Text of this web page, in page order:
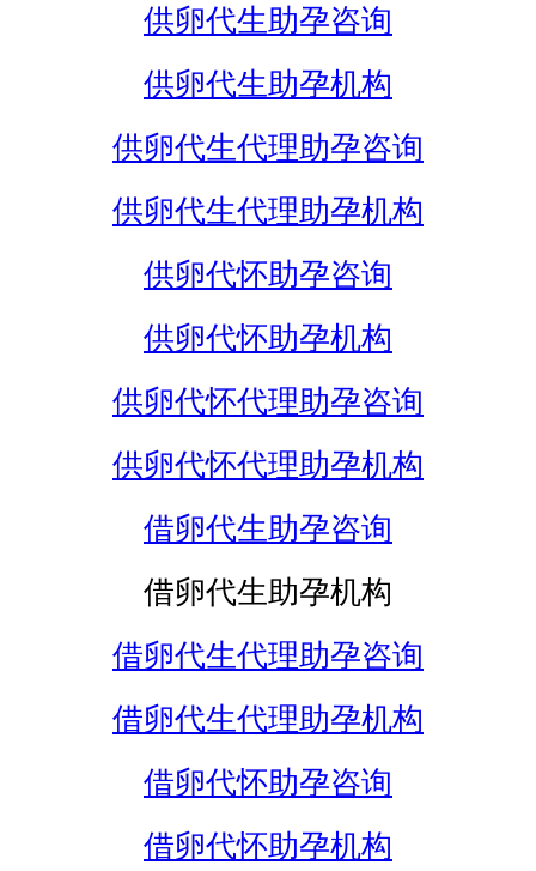
供卵代生助孕咨询
供卵代生助孕机构
供卵代生代理助孕咨询
供卵代生代理助孕机构
供卵代怀助孕咨询
供卵代怀助孕机构
供卵代怀代理助孕咨询
供卵代怀代理助孕机构
借卵代生助孕咨询
借卵代生助孕机构
借卵代生代理助孕咨询
借卵代生代理助孕机构
借卵代怀助孕咨询
借卵代怀助孕机构